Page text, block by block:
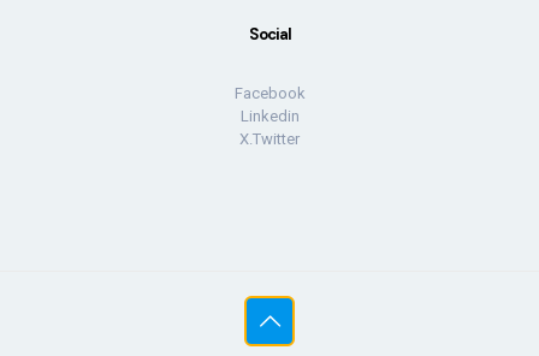
Social
Facebook
Linkedin
X.Twitter